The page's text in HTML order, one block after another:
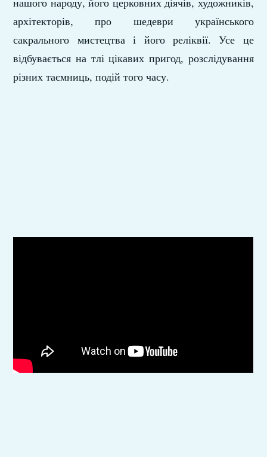
архітекторів, про шедеври українського
сакрального мистецтва і його реліквії. Усе це
відбувається на тлі цікавих пригод, розслідування
різних таємниць, подій того часу.